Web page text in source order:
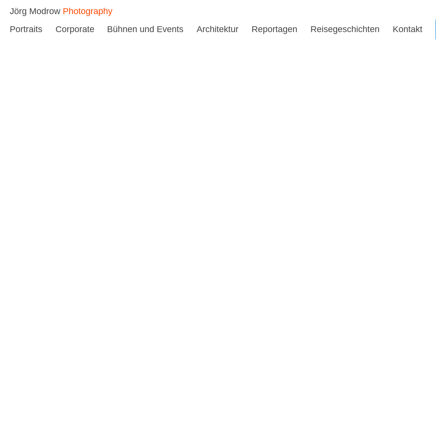
Jörg Modrow Photography
Portraits Corporate Bühnen und Events Architektur Reportagen Reisegeschichten Kontakt